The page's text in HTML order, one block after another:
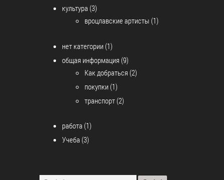
культура (3)
вроцлавские артисты (1)
нет категории (1)
общая информация (9)
Как добраться (2)
покупки (1)
транспорт (2)
работа (1)
Учеба (3)